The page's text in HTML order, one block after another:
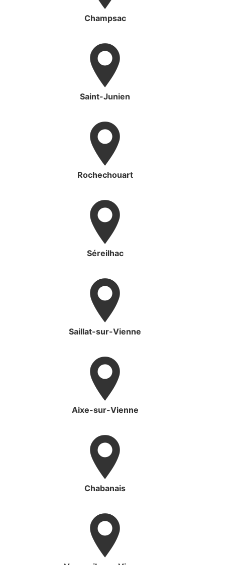
Champsac
Saint-Junien
Rochechouart
Séreilhac
Saillat-sur-Vienne
Aixe-sur-Vienne
Chabanais